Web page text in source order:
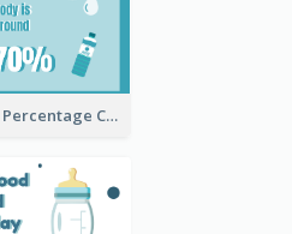
Human Body Percentage Clipart